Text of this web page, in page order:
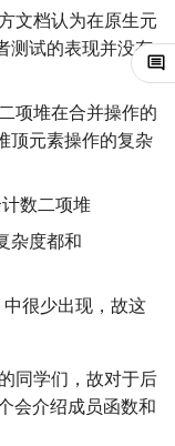
排序
关 STL
用
余定理
模
定理
程
余
数
方法
级数复合|复合逆
成函数
成函数
计数
数
标准型
文档认为在原生元
测试的表现并没有
项堆在合并操作的
顶元素操作的复杂
计数二项堆
杂度都和
中很少出现，故这
同学们，故对于后
会介绍成员函数和